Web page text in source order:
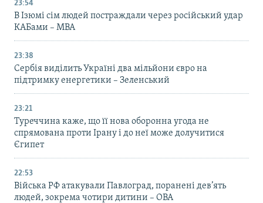
23:54
В Ізюмі сім людей постраждали через російський удар
КАБами – МВА
23:38
Сербія виділить Україні два мільйони євро на
підтримку енергетики – Зеленський
23:21
Туреччина каже, що її нова оборонна угода не
спрямована проти Ірану і до неї може долучитися
Єгипет
22:53
Війська РФ атакували Павлоград, поранені дев’ять
людей, зокрема чотири дитини – ОВА